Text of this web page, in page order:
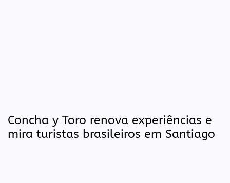
Concha y Toro renova experiências e
mira turistas brasileiros em Santiago